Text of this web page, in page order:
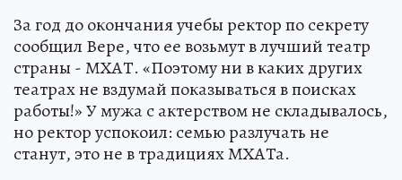
За год до окончания учебы ректор по секрету
сообщил Вере, что ее возьмут в лучший театр
страны - МХАТ. «Поэтому ни в каких других
театрах не вздумай показываться в поисках
работы!» У мужа с актерством не складывалось,
но ректор успокоил: семью разлучать не
станут, это не в традициях МХАТа.